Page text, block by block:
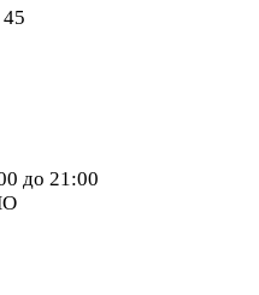
до 21:00